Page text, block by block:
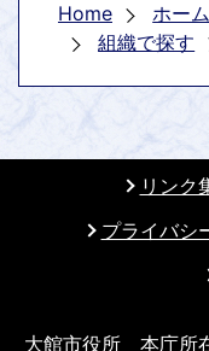
Home
ホー
組織で探す
リンク
プライバシ
大館市役所 本庁所